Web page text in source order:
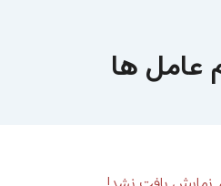
مشارکتی
ها